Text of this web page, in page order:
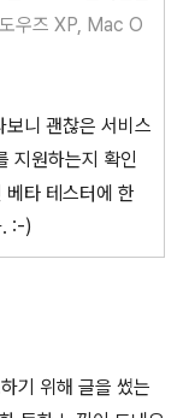
우즈 XP, Mac O
보니 괜찮은 서비스
지원하는지 확인
타 테스터에 한
. :-)
기 위해 글을 썼는